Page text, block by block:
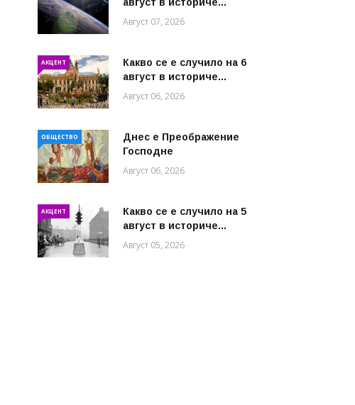
август в историче...
Август 07, 2026
АКЦЕНТ
Какво се е случило на 6
август в историче...
Август 06, 2026
ОБЩЕСТВО
Днес е Преображение
Господне
Август 06, 2026
АКЦЕНТ
Какво се е случило на 5
август в историче...
Август 05, 2026